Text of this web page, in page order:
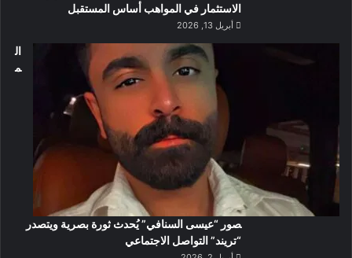
الاستثمار في المواهب أساس المستقبل
أبريل 13, 2026
ال
م
صور “عيسى السنافي” يُحدث ثورة بصرية ويتصدر
“تريند” التواصل الاجتماعي